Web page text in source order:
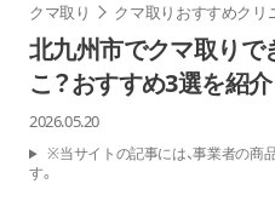
クマ取り クマ取りおすすめクリ
北九州市でクマ取りで
こ？おすすめ3選を紹介
2026.05.20
※当サイトの記事には、事業者の商
す。